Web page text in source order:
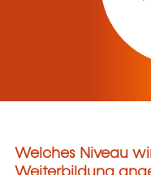
Welches Niveau